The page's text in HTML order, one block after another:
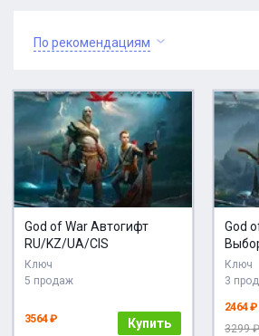
По рекомендациям
God of War Автогифт
RU/KZ/UA/CIS
Ключ
5 продаж
3564 ₽ Купить
God
Ключ
3
2464 ₽
3299 ₽